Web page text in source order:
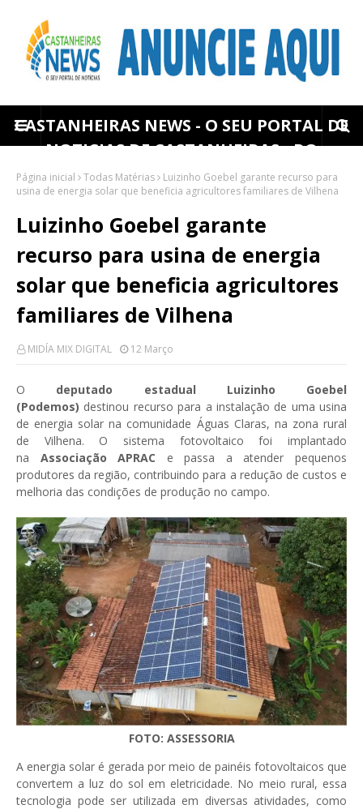
CASTANHEIRAS NEWS - O SEU PORTAL DE
NOTICIAS DE CASTANHEIRAS - RO
Página inicial Todas Matérias
Luizinho Goebel garante recurso para
usina de energia solar que beneficia agricultores familiares de Vilhena
Luizinho Goebel garante
recurso para usina de energia
solar que beneficia agricultores
familiares de Vilhena
MIDÍA MIX DIGITAL 12 Março
O deputado estadual Luizinho Goebel
(Podemos) destinou recurso para a instalação de uma usina
de energia solar na comunidade Águas Claras, na zona rural
de Vilhena. O sistema fotovoltaico foi implantado
na Associação APRAC e passa a atender pequenos
produtores da região, contribuindo para a redução de custos e
melhoria das condições de produção no campo.
FOTO: ASSESSORIA
A energia solar é gerada por meio de painéis fotovoltaicos que
convertem a luz do sol em eletricidade. No meio rural, essa
tecnologia pode ser utilizada em diversas atividades, como